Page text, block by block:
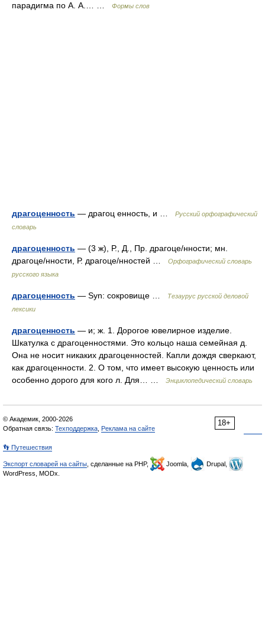
парадигма по А. А.… …
Формы слов
драгоценность — драгоц енность, и …
Русский орфографический
словарь
драгоценность — (3 ж), Р., Д., Пр. драгоце/нности; мн.
драгоце/нности, Р. драгоце/нностей …
Орфографический словарь
русского языка
драгоценность — Syn: сокровище …
Тезаурус русской деловой
лексики
драгоценность — и; ж. 1. Дорогое ювелирное изделие.
Шкатулка с драгоценностями. Это кольцо наша семейная д.
Она не носит никаких драгоценностей. Капли дождя сверкают,
как драгоценности. 2. О том, что имеет высокую ценность или
особенно дорого для кого л. Для… …
Энциклопедический словарь
18+
© Академик, 2000-2026
Обратная связь: Техподдержка Реклама на сайте
👣 Путешествия
Экспорт словарей на сайты , сделанные на PHP, Joomla,
Drupal,
WordPress, MODx.